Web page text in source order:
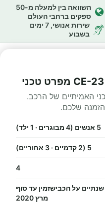
השוואה בין למעלה מ-50
ספקים ברחבי העולם
שירות אנושי, 7 ימים
בשבוע
האמיתיים של הרכב.
שלכם.
5 אנשים (4 מבוגרים · 1 ילד)
5 (2 קדמיים · 3 אחוריים)
4
על הכבישזמין עד סוף
מרץ 2020